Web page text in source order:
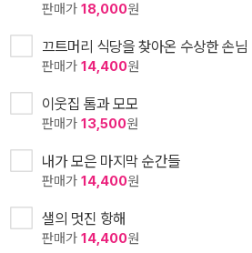
판매가 18,000원
끄트머리 식당을 찾아온 수상한 손님
판매가 14,400원
이웃집 톰과 모모
판매가 13,500원
내가 모은 마지막 순간들
판매가 14,400원
샐의 멋진 항해
판매가 14,400원